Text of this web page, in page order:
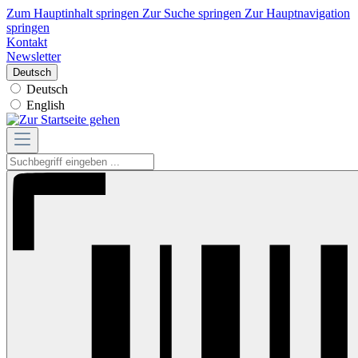
Zum Hauptinhalt springen Zur Suche springen Zur Hauptnavigation
springen
Kontakt
Newsletter
Deutsch
Deutsch
English